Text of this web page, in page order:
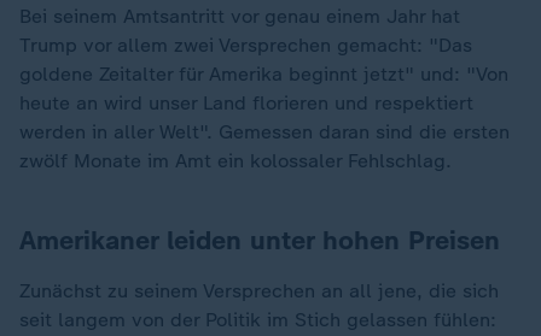
Bei seinem Amtsantritt vor genau einem Jahr hat
Trump vor allem zwei Versprechen gemacht: "Das
goldene Zeitalter für Amerika beginnt jetzt" und: "Von
heute an wird unser Land florieren und respektiert
werden in aller Welt". Gemessen daran sind die ersten
zwölf Monate im Amt ein kolossaler Fehlschlag.
Amerikaner leiden unter hohen Preisen
Zunächst zu seinem Versprechen an all jene, die sich
seit langem von der Politik im Stich gelassen fühlen: